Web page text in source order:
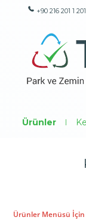
+90 216 201 1 201
Ürünler |
Ürünler Menüsü İçin